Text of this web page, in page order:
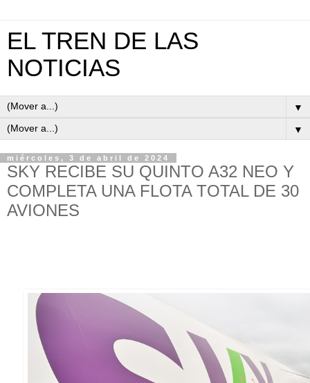
EL TREN DE LAS
NOTICIAS
▼
▼
miércoles, 3 de abril de 2024
SKY RECIBE SU QUINTO A32 NEO Y
COMPLETA UNA FLOTA TOTAL DE 30
AVIONES